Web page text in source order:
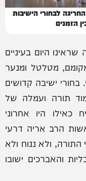
לבחורי הישיבות
הזמנים
היום בעיניים
הוא אירוע מקומם, מטלטל ומנער
ישיבה קדושים
תורה ועמלה של
כאילו היו אחרוני
הרב אריה דרעי
ולא ננוח ולא
והאברכים ישובו